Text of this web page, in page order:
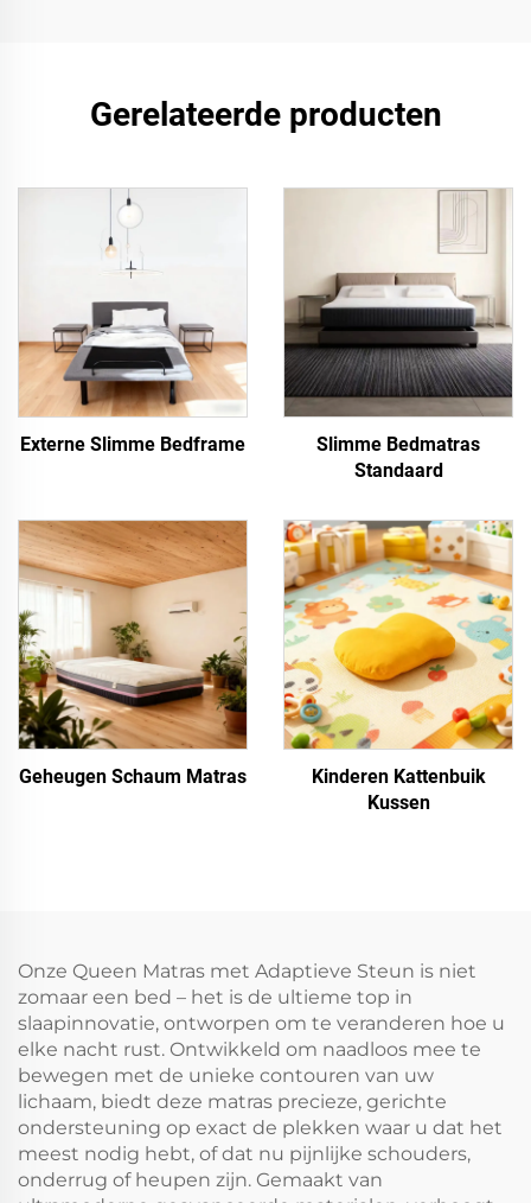
Gerelateerde producten
Externe Slimme Bedframe
Slimme Bedmatras
Standaard
Geheugen Schaum Matras
Kinderen Kattenbuik
Kussen
Onze Queen Matras met Adaptieve Steun is niet
zomaar een bed – het is de ultieme top in
slaapinnovatie, ontworpen om te veranderen hoe u
elke nacht rust. Ontwikkeld om naadloos mee te
bewegen met de unieke contouren van uw
lichaam, biedt deze matras precieze, gerichte
ondersteuning op exact de plekken waar u dat het
meest nodig hebt, of dat nu pijnlijke schouders,
onderrug of heupen zijn. Gemaakt van